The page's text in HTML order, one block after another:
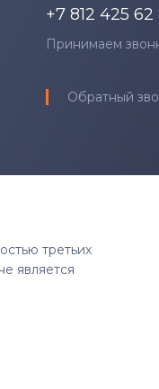
+7 812 425 62
Принимаем
Обратный
третьих
является